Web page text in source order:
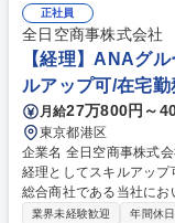
ど、シンプルなサポート
導するため、専門知識が
ツと作業することが好
更範囲】当社の指定する業務 募集職種 東京【貿易事務職】未
外電子部品商社/年休130
正社員
全日空商事株式会社
【経理】ANAグ
ルアップ可/在宅
月給27万800円～
東京都港区
企業名 全日空商事株式会社 求人名 【経理】ANAグループ唯一の
経理としてスキルアップ可/在宅勤務可 仕事の
総合商社である当社に
応じて財務・会計・決算業
業界未経験歓迎 年間休